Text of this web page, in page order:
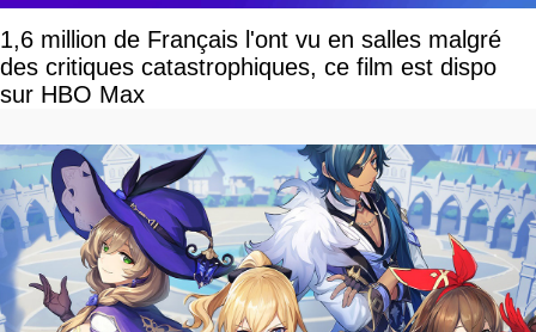
1,6 million de Français l'ont vu en salles malgré
des critiques catastrophiques, ce film est dispo
sur HBO Max